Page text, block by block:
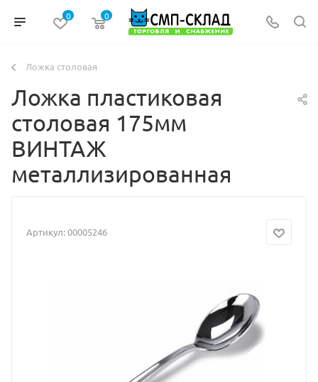
0 0
Ложка столовая
Ложка пластиковая
столовая 175мм
ВИНТАЖ
металлизированная
Артикул:00005246